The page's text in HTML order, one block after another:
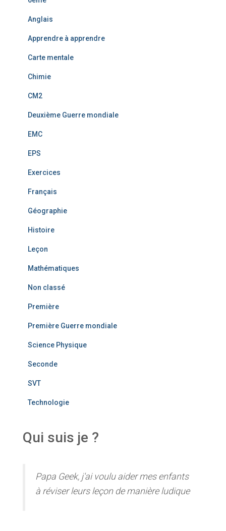
Anglais
Apprendre à apprendre
Carte mentale
Chimie
CM2
Deuxième Guerre mondiale
EMC
EPS
Exercices
Français
Géographie
Histoire
Leçon
Mathématiques
Non classé
Première
Première Guerre mondiale
Science Physique
Seconde
SVT
Technologie
Qui suis je ?
Papa Geek, j'ai voulu aider mes enfants
à réviser leurs leçon de manière ludique